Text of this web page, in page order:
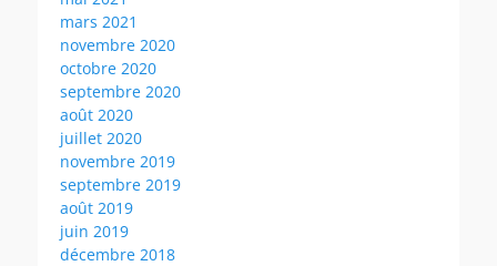
mars 2021
novembre 2020
octobre 2020
septembre 2020
août 2020
juillet 2020
novembre 2019
septembre 2019
août 2019
juin 2019
décembre 2018